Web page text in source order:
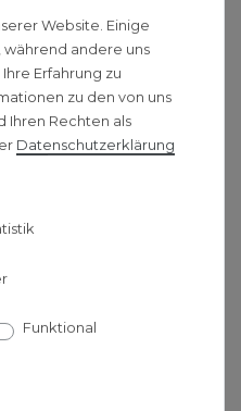
Logaplus M
50 kW mit
Set, D-Gashahn
Funkmodul
Website. Einige
während andere uns
Erfahrung zu
zu den von uns
Ihren Rechten als
Daten­schutz­erklärung
Funktional